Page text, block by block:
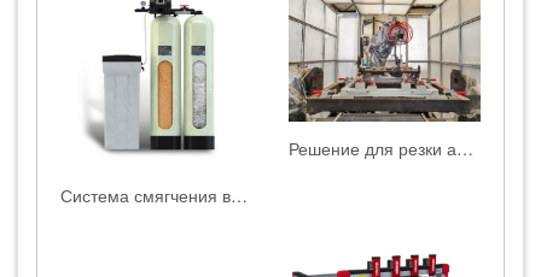
Система смягчения воды
Решение для резки автомобильных сидений от компании HEAD